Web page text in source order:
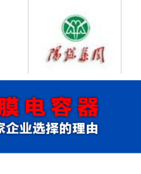
山西省阳泉市阳泉煤业集团